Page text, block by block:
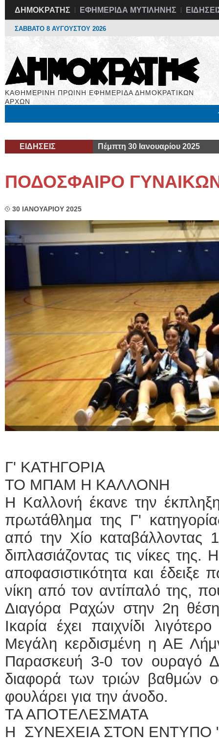
ΔΗΜΟΚΡΑΤΗΣ ΕΦΗΜΕΡΙΔΑ ΜΥΤΙΛΗΝΗΣ
ΣΑΒΒΑΤΟ 8 ΑΥΓΟΥΣΤΟΥ 2026
ΚΑΘΗΜΕΡΙΝΗ ΠΡΩΙΝΗ ΕΦΗΜΕΡΙΔΑ ΔΗΜΟΚΡΑΤΙΚΩΝ
ΑΡΧΩΝ
ΕΙΔΗΣΕΙΣ Πέμπτη 30 Ιανουαρίου 2025
ΠΟΔΟΣΦΑΙΡΟ
30 ΙΑΝΟΥΑΡΙΟΥ 2025
Γ' ΚΑΤΗΓΟΡΙΑ
ΤΟ ΜΠΑΜ Η ΚΑΛΛΟΝΗ
Η Καλλονή έκανε την
πρωτάθλημα της Γ'
από την Χίο καταβάλλοντας
διπλασιάζοντας τις νίκες της.
αποφασιστικότητα και έδειξε
νίκη από τον αντίπαλό της,
Διαγόρα Ραχών στην 2η
Ικαρία έχει παιχνίδι
Μεγάλη κερδισμένη η ΑΕ
Παρασκευή 3-0 τον ουραγό
διαφορά των τριών βαθμών
φουλάρει για την άνοδο.
ΤΑ ΑΠΟΤΕΛΕΣΜΑΤΑ
Η ΣΥΝΕΧΕΙΑ ΣΤΟΝ ΕΝΤΥΠΟ